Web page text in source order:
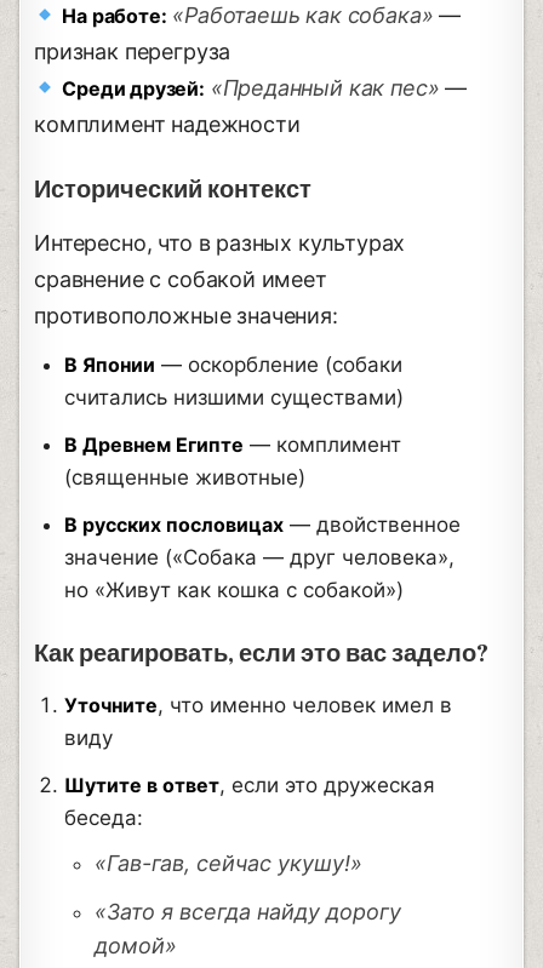
На работе: «Работаешь как собака» —
признак перегруза
Среди друзей: «Преданный как пес» —
комплимент надежности
Исторический контекст
Интересно, что в разных культурах
сравнение с собакой имеет
противоположные значения:
В Японии — оскорбление (собаки
считались низшими существами)
В Древнем Египте — комплимент
(священные животные)
В русских пословицах — двойственное
значение («Собака — друг человека»,
но «Живут как кошка с собакой»)
Как реагировать, если это вас задело?
Уточните, что именно человек имел в
виду
Шутите в ответ, если это дружеская
беседа:
«Гав-гав, сейчас укушу!»
«Зато я всегда найду дорогу
домой»